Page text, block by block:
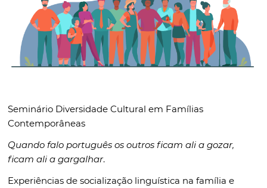
Seminário Diversidade Cultural em Famílias
Contemporâneas
Quando falo português os outros ficam ali a gozar,
ficam ali a gargalhar.
Experiências de socialização linguística na família e